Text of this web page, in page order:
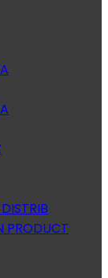
PRODUCT